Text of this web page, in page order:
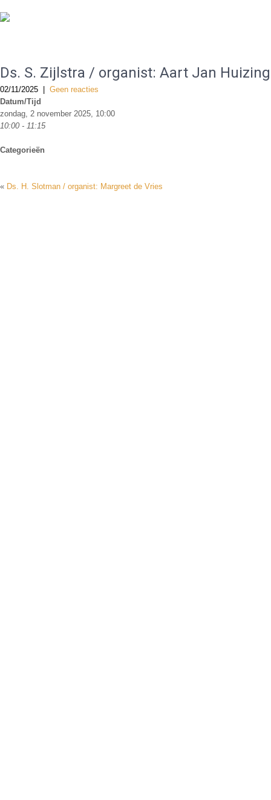
Ds. S. Zijlstra / organist: Aart Jan Huizing
02/11/2025
Geen reacties
Datum/Tijd
zondag, 2 november 2025, 10:00
10:00 - 11:15
Categorieën
« Ds. H. Slotman / organist: Margreet de Vries